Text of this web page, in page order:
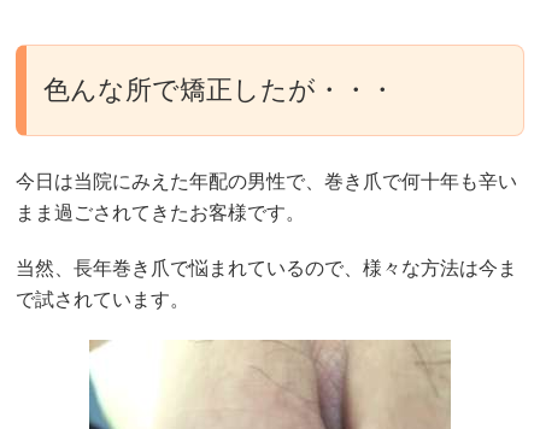
色んな所で矯正したが・・・
今日は当院にみえた年配の男性で、巻き爪で何十年も辛い
まま過ごされてきたお客様です。
当然、長年巻き爪で悩まれているので、様々な方法は今ま
で試されています。